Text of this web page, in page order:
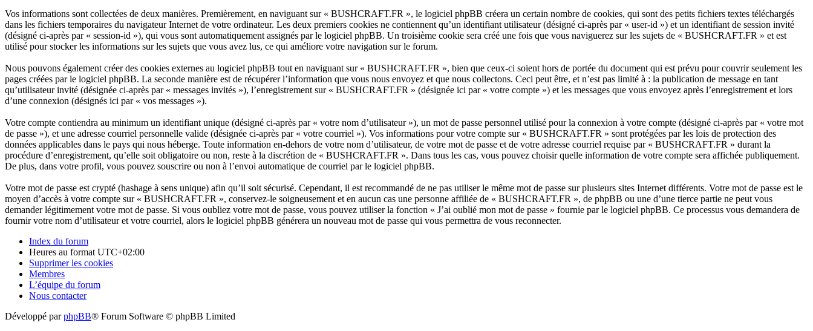
Vos informations sont collectées de deux manières. Premièrement, en naviguant sur « BUSHCRAFT.FR », le logiciel phpBB créera un certain nombre de cookies, qui sont des petits fichiers textes téléchargés
dans les fichiers temporaires du navigateur Internet de votre ordinateur. Les deux premiers cookies ne contiennent qu’un identifiant utilisateur (désigné ci-après par « user-id ») et un identifiant de session invité
(désigné ci-après par « session-id »), qui vous sont automatiquement assignés par le logiciel phpBB. Un troisième cookie sera créé une fois que vous naviguerez sur les sujets de « BUSHCRAFT.FR » et est
utilisé pour stocker les informations sur les sujets que vous avez lus, ce qui améliore votre navigation sur le forum.
Nous pouvons également créer des cookies externes au logiciel phpBB tout en naviguant sur « BUSHCRAFT.FR », bien que ceux-ci soient hors de portée du document qui est prévu pour couvrir seulement les
pages créées par le logiciel phpBB. La seconde manière est de récupérer l’information que vous nous envoyez et que nous collectons. Ceci peut être, et n’est pas limité à : la publication de message en tant
qu’utilisateur invité (désignée ci-après par « messages invités »), l’enregistrement sur « BUSHCRAFT.FR » (désignée ici par « votre compte ») et les messages que vous envoyez après l’enregistrement et lors
d’une connexion (désignés ici par « vos messages »).
Votre compte contiendra au minimum un identifiant unique (désigné ci-après par « votre nom d’utilisateur »), un mot de passe personnel utilisé pour la connexion à votre compte (désigné ci-après par « votre mot
de passe »), et une adresse courriel personnelle valide (désignée ci-après par « votre courriel »). Vos informations pour votre compte sur « BUSHCRAFT.FR » sont protégées par les lois de protection des
données applicables dans le pays qui nous héberge. Toute information en-dehors de votre nom d’utilisateur, de votre mot de passe et de votre adresse courriel requise par « BUSHCRAFT.FR » durant la
procédure d’enregistrement, qu’elle soit obligatoire ou non, reste à la discrétion de « BUSHCRAFT.FR ». Dans tous les cas, vous pouvez choisir quelle information de votre compte sera affichée publiquement.
De plus, dans votre profil, vous pouvez souscrire ou non à l’envoi automatique de courriel par le logiciel phpBB.
Votre mot de passe est crypté (hashage à sens unique) afin qu’il soit sécurisé. Cependant, il est recommandé de ne pas utiliser le même mot de passe sur plusieurs sites Internet différents. Votre mot de passe est le
moyen d’accès à votre compte sur « BUSHCRAFT.FR », conservez-le soigneusement et en aucun cas une personne affiliée de « BUSHCRAFT.FR », de phpBB ou une d’une tierce partie ne peut vous
demander légitimement votre mot de passe. Si vous oubliez votre mot de passe, vous pouvez utiliser la fonction « J’ai oublié mon mot de passe » fournie par le logiciel phpBB. Ce processus vous demandera de
fournir votre nom d’utilisateur et votre courriel, alors le logiciel phpBB générera un nouveau mot de passe qui vous permettra de vous reconnecter.
Index du forum
Heures au formatUTC+02:00
Supprimer les cookies
Membres
L’équipe du forum
Nous contacter
Développé parphpBB® Forum Software © phpBB Limited